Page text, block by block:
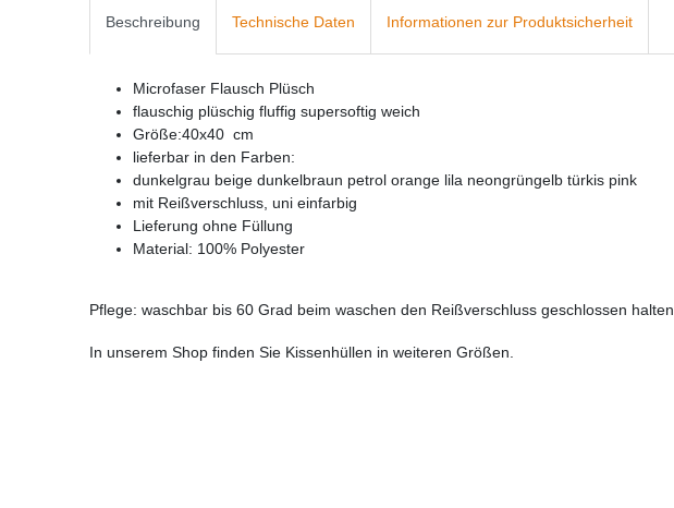
Beschreibung Technische Daten Informationen zur Produktsicherheit
Microfaser Flausch Plüsch
flauschig plüschig fluffig supersoftig weich
Größe:40x40 cm
lieferbar in den Farben:
dunkelgrau beige dunkelbraun petrol orange lila neongrüngelb türkis pink
mit Reißverschluss, uni einfarbig
Lieferung ohne Füllung
Material: 100% Polyester
Pflege: waschbar bis 60 Grad beim waschen den Reißverschluss geschlossen halten
In unserem Shop finden Sie Kissenhüllen in weiteren Größen.